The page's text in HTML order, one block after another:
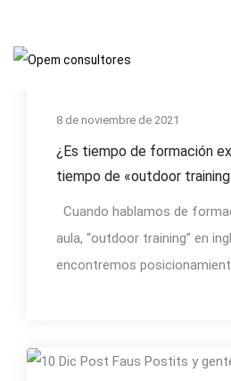
8 de noviembre de 2021
¿Es tiempo de formación
tiempo de «outdoor
Cuando hablamos de
aula, “outdoor training” en
encontremos